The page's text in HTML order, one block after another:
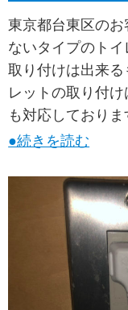
東京都台東区の
ないタイプのト
取り付けは出来る
レットの取り付
も対応しており
●続きを読む